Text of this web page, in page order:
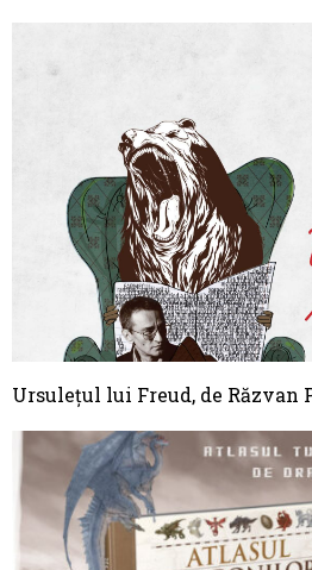
Ursulețul lui Freud, de Răzvan